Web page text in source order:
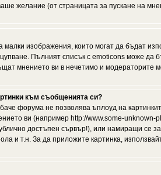
желание (от страницата за пускане на
малки изображения, които могат да бъдат
Пълният списък с emoticons може да
мнението ви в нечетимо и модераторите
към съобщенията си?
форума не позволява ъплоуд на
ви (например http://www.some-
достъпен сървър!), или намиращи се
и т.н. За да приложите картинка,